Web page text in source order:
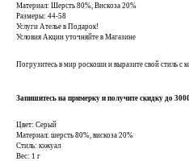
Материал: Шерсть 80%, Вискоза 20%
Размеры: 44-58
Услуги Ателье в Подарок!
Условия Акции уточняйте в Магазине
Погрузитесь в мир роскоши и выразите свой стиль с
Запишитесь на примерку и получите скидку до
Цвет: Серый
Материал: шерсть 80%, вискоза 20%
Стиль: кэжуал
Вес: 1 г